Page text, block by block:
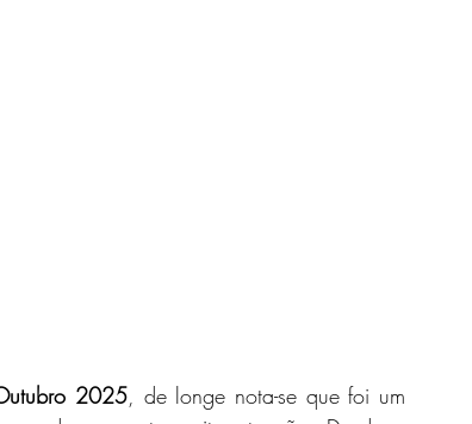
2025